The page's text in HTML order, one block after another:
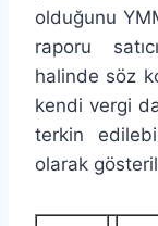
olduğunu
raporu
halinde söz
kendi vergi
terkin
olarak